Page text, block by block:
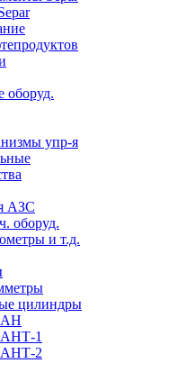
оборуд.
упр-я
АЗС
оборуд.
и т.д.
цилиндры
АН
1
АНТ-2